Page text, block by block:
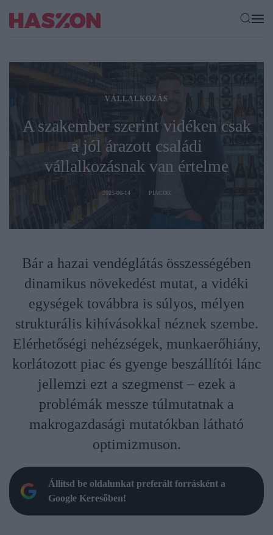
VÁLLALKOZÁS
A szakember szerint vidéken csak
a jól árazott családi
vállalkozásnak van értelme
2025-06-14 PIACOK
Bár a hazai vendéglátás összességében
dinamikus növekedést mutat, a vidéki
egységek továbbra is súlyos, mélyen
strukturális kihívásokkal néznek szembe.
Elérhetőségi nehézségek, munkaerőhiány,
korlátozott piac és gyenge beszállítói lánc
jellemzi ezt a szegmenst – ezek a
problémák messze túlmutatnak a
makrogazdasági mutatókban látható
optimizmuson.
Állítsd be oldalunkat preferált forrásként a
Google Keresőben!